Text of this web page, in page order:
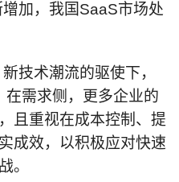
加，我国SaaS市场处
技术潮流的驱使下，
需求侧，更多企业的
且重视在成本控制、提
成效，以积极应对快速
。